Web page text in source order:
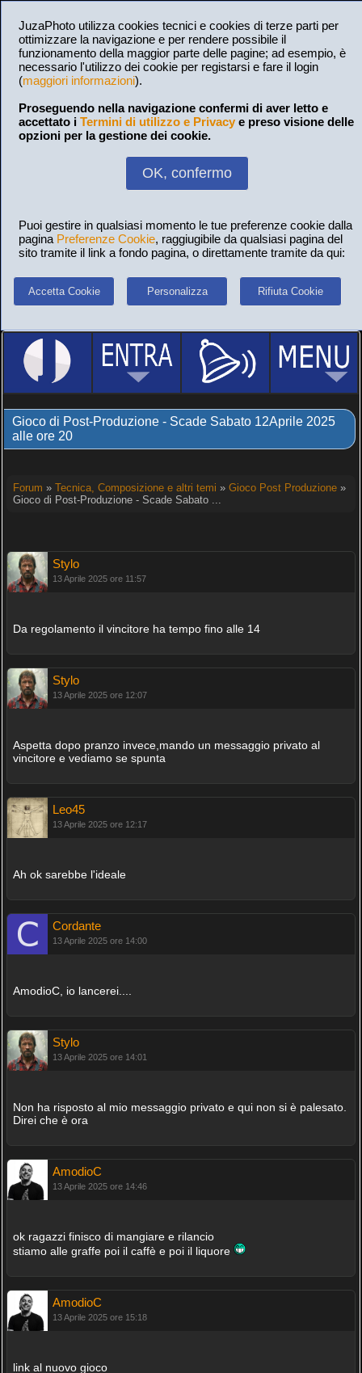
JuzaPhoto utilizza cookies tecnici e cookies di terze parti per
ottimizzare la navigazione e per rendere possibile il
funzionamento della maggior parte delle pagine; ad esempio, è
necessario l'utilizzo dei cookie per registarsi e fare il login
(maggiori informazioni).
Proseguendo nella navigazione confermi di aver letto e
accettato i Termini di utilizzo e Privacy e preso visione delle
opzioni per la gestione dei cookie.
OK, confermo
Puoi gestire in qualsiasi momento le tue preferenze cookie dalla
pagina Preferenze Cookie, raggiugibile da qualsiasi pagina del
sito tramite il link a fondo pagina, o direttamente tramite da qui:
Accetta Cookie Personalizza Rifiuta Cookie
Gioco di Post-Produzione - Scade Sabato 12Aprile 2025
alle ore 20
Forum » Tecnica, Composizione e altri temi » Gioco Post Produzione»
Gioco di Post-Produzione - Scade Sabato ...
Stylo
13 Aprile 2025 ore 11:57
Da regolamento il vincitore ha tempo fino alle 14
Stylo
13 Aprile 2025 ore 12:07
Aspetta dopo pranzo invece,mando un messaggio privato al
vincitore e vediamo se spunta
Leo45
13 Aprile 2025 ore 12:17
Ah ok sarebbe l'ideale
Cordante
13 Aprile 2025 ore 14:00
AmodioC, io lancerei....
Stylo
13 Aprile 2025 ore 14:01
Non ha risposto al mio messaggio privato e qui non si è palesato.
Direi che è ora
AmodioC
13 Aprile 2025 ore 14:46
ok ragazzi finisco di mangiare e rilancio
stiamo alle graffe poi il caffè e poi il liquore
AmodioC
13 Aprile 2025 ore 15:18
link al nuovo gioco